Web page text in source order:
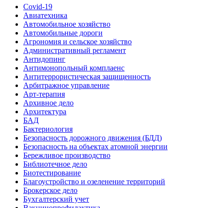
Covid-19
Авиатехника
Автомобильное хозяйство
Автомобильные дороги
Агрономия и сельское хозяйство
Административный регламент
Антидопинг
Антимонопольный комплаенс
Антитеррористическая защищенность
Арбитражное управление
Арт-терапия
Архивное дело
Архитектура
БАД
Бактериология
Безопасность дорожного движения (БДД)
Безопасность на объектах атомной энергии
Бережливое производство
Библиотечное дело
Биотестирование
Благоустройство и озеленение территорий
Брокерское дело
Бухгалтерский учет